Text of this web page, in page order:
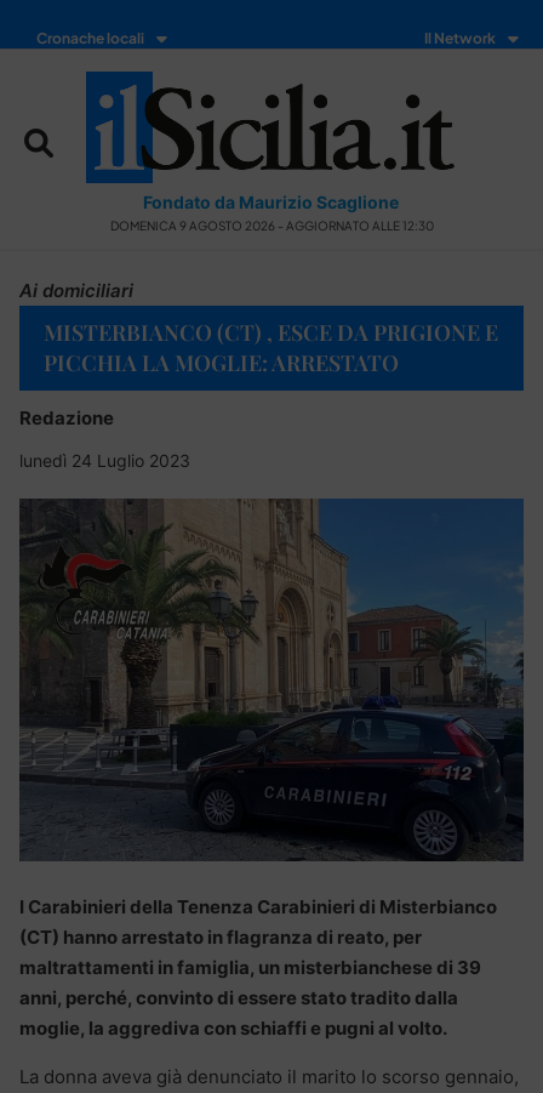
Cronache locali Il Network
Fondato da Maurizio Scaglione
DOMENICA 9 AGOSTO 2026 - AGGIORNATO ALLE 12:30
Ai domiciliari
MISTERBIANCO (CT) , ESCE DA PRIGIONE E
PICCHIA LA MOGLIE: ARRESTATO
Redazione
lunedì 24 Luglio 2023
I Carabinieri della Tenenza Carabinieri di Misterbianco
(CT) hanno arrestato in flagranza di reato, per
maltrattamenti in famiglia, un misterbianchese di 39
anni, perché, convinto di essere stato tradito dalla
moglie, la aggrediva con schiaffi e pugni al volto.
La donna aveva già denunciato il marito lo scorso gennaio,